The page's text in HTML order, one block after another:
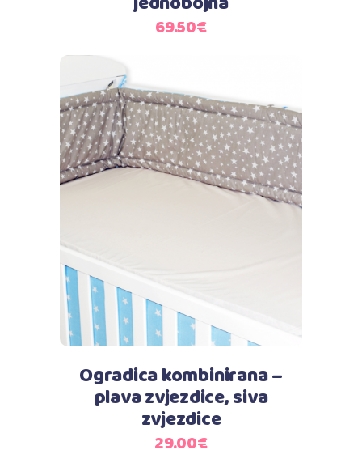
69.50€
Dodaj u košaricu
Ogradica kombinirana –
plava zvjezdice, siva
zvjezdice
29.00€